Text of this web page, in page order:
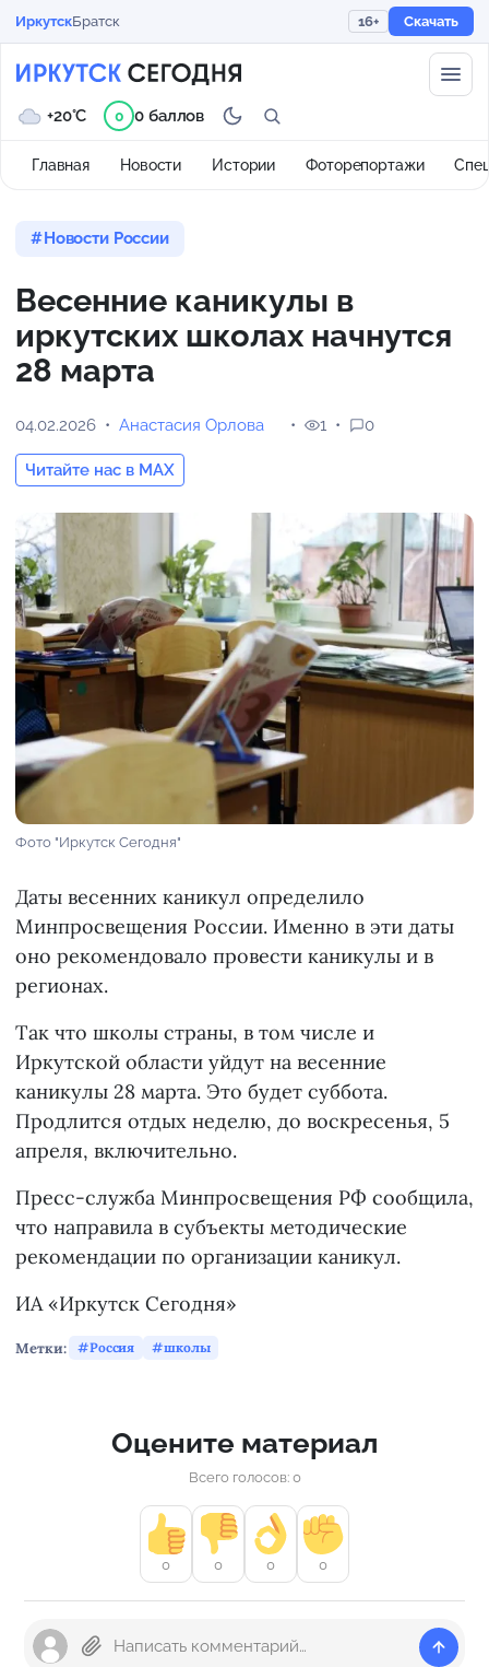
ИркутскБратск 16+ Скачать
Главная Новости Истории Фоторепортажи
+20°C 0 0 баллов
Новости России
Весенние каникулы в
иркутских школах начнутся
28 марта
04.02.2026 Анастасия Орлова
Читайте нас в MAX
1 0
Фото "Иркутск Сегодня"
Даты весенних каникул определило
Минпросвещения России. Именно в эти даты
оно рекомендовало провести каникулы и в
регионах.
Так что школы страны, в том числе и
Иркутской области уйдут на весенние
каникулы 28 марта. Это будет суббота.
Продлится отдых неделю, до воскресенья, 5
апреля, включительно.
Пресс-служба Минпросвещения РФ сообщила,
что направила в субъекты методические
рекомендации по организации каникул.
ИА «Иркутск Сегодня»
Метки: Россия школы
Оцените материал
Всего голосов: 0
0 0 0 0